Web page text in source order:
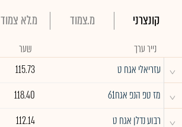
קונצרני מ.צמוד מ.לא צמוד
נייר ערך שער
^ עזריאלי אגח ט 115.73
^ מז טפ הנפ אגח61 118.40
^ רבוע נדלן אגח ט 112.14